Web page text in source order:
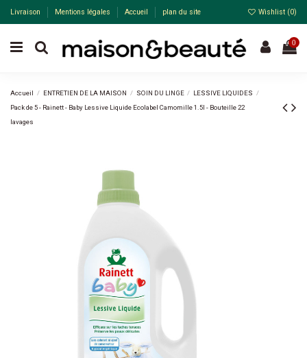
Livraison Mentions légales Accueil plan du site Wishlist (0)
0
Accueil ENTRETIEN DE LA MAISON SOIN DU LINGE
LESSIVE LIQUIDES
Pack de 5 - Rainett - Baby Lessive Liquide Ecolabel Camomille 1.5l - Bouteille 22
lavages